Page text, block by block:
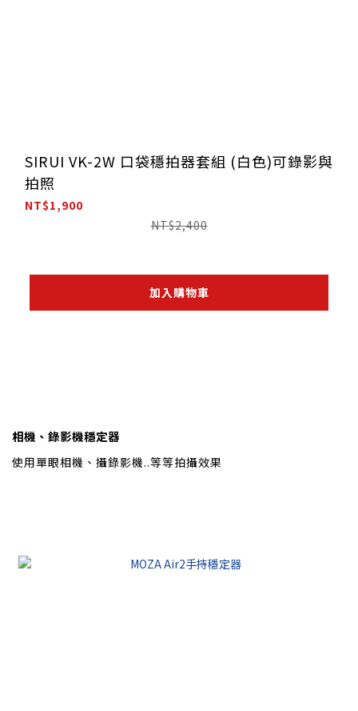
SIRUI VK-2W 口袋穩拍器套組 (白色)可錄影與
拍照
NT$1,900
NT$2,400
加入購物車
相機、錄影機穩定器
使用單眼相機、攝錄影機..等等拍攝效果